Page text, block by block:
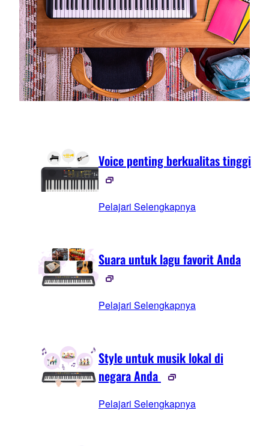
Voice penting berkualitas tinggi
Pelajari Selengkapnya
Suara untuk lagu favorit Anda
Pelajari Selengkapnya
Style untuk musik lokal di
negara Anda
Pelajari Selengkapnya